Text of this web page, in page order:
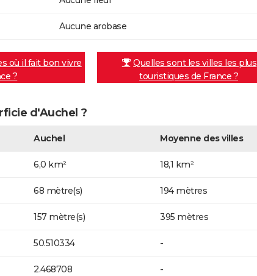
Aucune arobase
où il fait bon vivre
?
Quelles sont les villes les plus
touristiques de France ?
d'Auchel ?
Auchel Moyenne des villes
6,0 km² 18,1 km²
68 mètre(s) 194 mètres
157 mètre(s) 395 mètres
50.510334 -
2.468708 -